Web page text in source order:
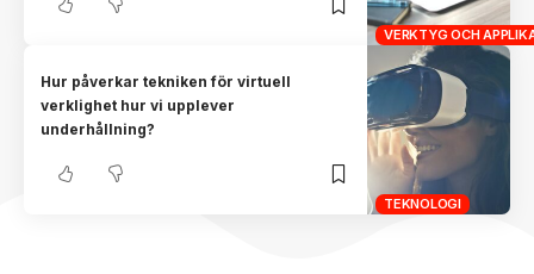
VERKTYG OCH
TEKNOLOGI
Hur påverkar tekniken för virtuell
verklighet hur vi upplever
underhållning?